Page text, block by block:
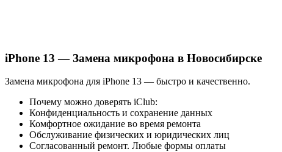
iPhone 13 — Замена микрофона в Новосибирске
Замена микрофона для iPhone 13 — быстро и качественно.
Почему можно доверять iClub:
Конфиденциальность и сохранение данных
Комфортное ожидание во время ремонта
Обслуживание физических и юридических лиц
Согласованный ремонт. Любые формы оплаты